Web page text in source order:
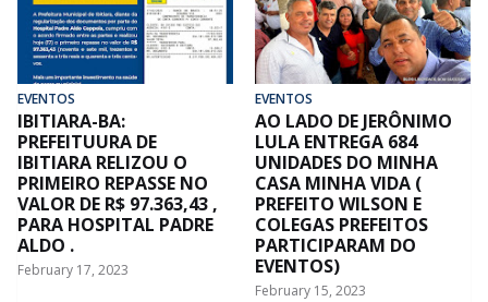
EVENTOS
IBITIARA-BA:
PREFEITUURA DE
IBITIARA RELIZOU O
PRIMEIRO REPASSE NO
VALOR DE R$ 97.363,43 ,
PARA HOSPITAL PADRE
ALDO .
February 17, 2023
EVENTOS
AO LADO DE JERÔNIMO
LULA ENTREGA 684
UNIDADES DO MINHA
CASA MINHA VIDA (
PREFEITO WILSON E
COLEGAS PREFEITOS
PARTICIPARAM DO
EVENTOS)
February 15, 2023